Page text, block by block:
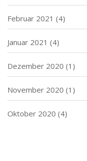
Februar 2021 (4)
Januar 2021 (4)
Dezember 2020 (1)
November 2020 (1)
Oktober 2020 (4)